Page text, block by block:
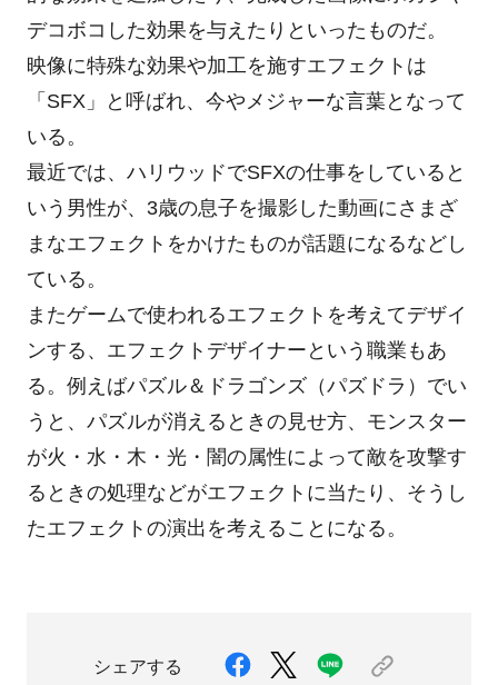
デコボコした効果を与えたりといったものだ。
映像に特殊な効果や加工を施すエフェクトは
「SFX」と呼ばれ、今やメジャーな言葉となって
いる。
最近では、ハリウッドでSFXの仕事をしていると
いう男性が、3歳の息子を撮影した動画にさまざ
まなエフェクトをかけたものが話題になるなどし
ている。
またゲームで使われるエフェクトを考えてデザイ
ンする、エフェクトデザイナーという職業もあ
る。例えばパズル＆ドラゴンズ（パズドラ）でい
うと、パズルが消えるときの見せ方、モンスター
が火・水・木・光・闇の属性によって敵を攻撃す
るときの処理などがエフェクトに当たり、そうし
たエフェクトの演出を考えることになる。
シェアする